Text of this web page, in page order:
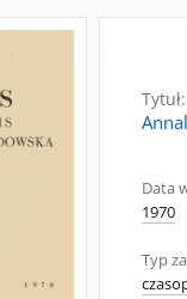
Tytuł:
Data
1970
Typ